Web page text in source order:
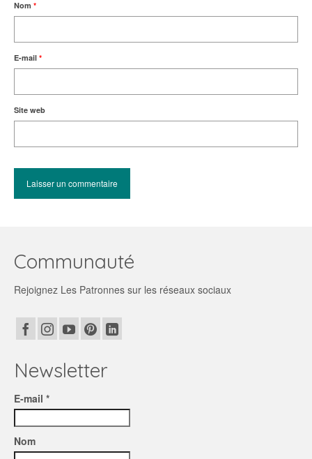
Nom *
E-mail *
Site web
Communauté
Rejoignez Les Patronnes sur les réseaux sociaux
Newsletter
E-mail *
Nom